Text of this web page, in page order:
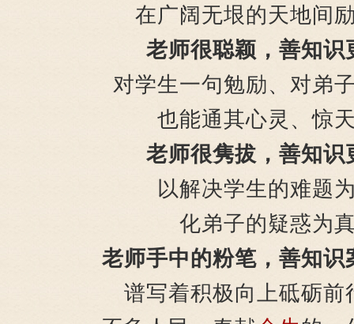
在广阔无垠的天地间
老师很聪颖，善知识
对学生一句勉励、对弟
也能通其心灵、惊
老师很隽拔，善知识
以解决学生的难题
化弟子的疑惑为
老师手中的粉笔，善知识
谱写着积极向上砥砺前